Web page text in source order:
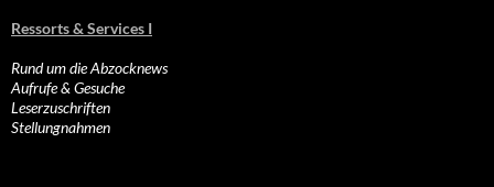
Ressorts & Services I
Rund um die Abzocknews
Aufrufe & Gesuche
Leserzuschriften
Stellungnahmen